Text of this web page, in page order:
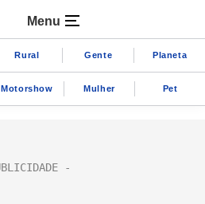
Menu
Rural Gente Planeta
Motorshow Mulher Pet